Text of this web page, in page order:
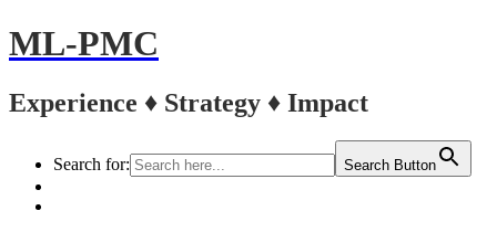
ML-PMC
Experience ♦ Strategy ♦ Impact
Search for: Search Button